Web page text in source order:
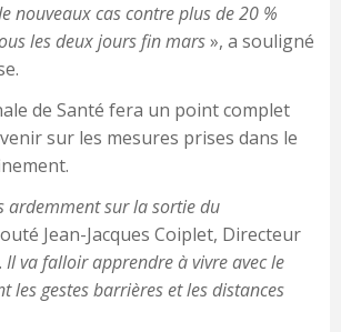
nouveaux cas contre plus de 20 %
les deux jours fin mars», a souligné
de Santé fera un point complet
sur les mesures prises dans le
ardemment sur la sortie du
Jean-Jacques Coiplet, Directeur
Il va falloir apprendre à vivre avec le
les gestes barrières et les distances